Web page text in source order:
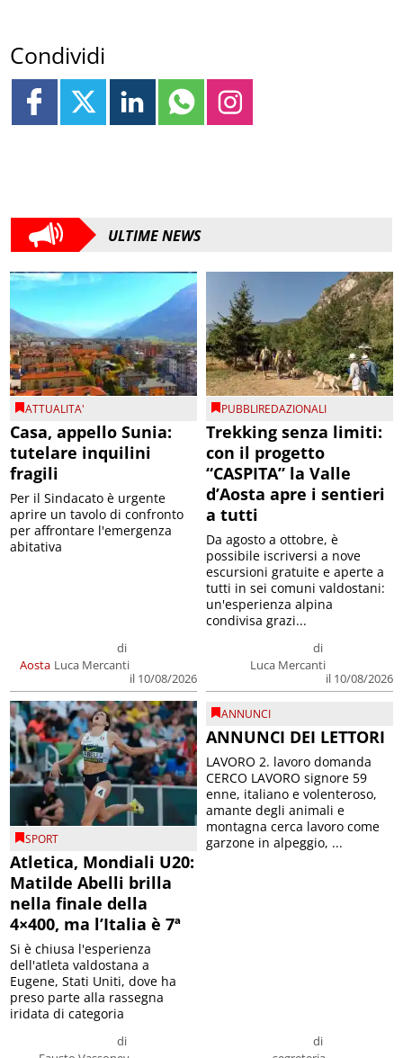
Condividi
ULTIME NEWS
ATTUALITA'
Casa, appello Sunia:
tutelare inquilini
fragili
Aosta
di
Luca Mercanti
il 10/08/2026
Per il Sindacato è urgente
aprire un tavolo di confronto
per affrontare l'emergenza
abitativa
PUBBLIREDAZIONALI
Trekking senza limiti:
con il progetto
“CASPITA” la Valle
d’Aosta apre i sentieri
a tutti
di
Luca Mercanti
il 10/08/2026
Da agosto a ottobre, è
possibile iscriversi a nove
escursioni gratuite e aperte a
tutti in sei comuni valdostani:
un'esperienza alpina
condivisa grazi...
SPORT
Atletica, Mondiali U20:
Matilde Abelli brilla
nella finale della
4×400, ma l’Italia è 7ª
di
Si è chiusa l'esperienza
dell'atleta valdostana a
Eugene, Stati Uniti, dove ha
preso parte alla rassegna
iridata di categoria
ANNUNCI
ANNUNCI DEI LETTORI
di
LAVORO 2. lavoro domanda
CERCO LAVORO signore 59
enne, italiano e volenteroso,
amante degli animali e
montagna cerca lavoro come
garzone in alpeggio, ...